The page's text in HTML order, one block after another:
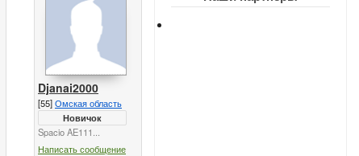
Djanai2000
[55]Омская область
Новичок
Spacio AE111...
Написать сообщение